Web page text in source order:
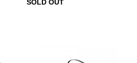
SOLD OUT